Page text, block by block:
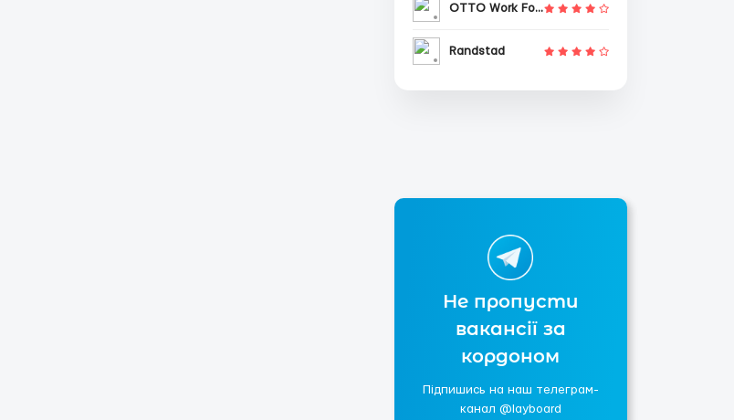
OTTO Work Force
Randstad
Не пропусти
вакансії за
кордоном
Підпишись на наш телеграм-
канал @layboard